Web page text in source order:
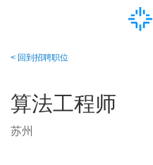
< 回到招聘职位
算法工程师
苏州